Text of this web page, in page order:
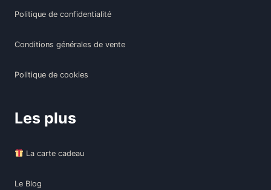
Politique de confidentialité
Conditions générales de vente
Politique de cookies
Les plus
La carte cadeau
Le Blog